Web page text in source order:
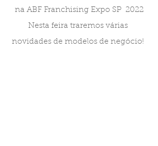
na ABF Franchising Expo SP  2022
Nesta feira traremos várias
novidades de modelos de negócio!